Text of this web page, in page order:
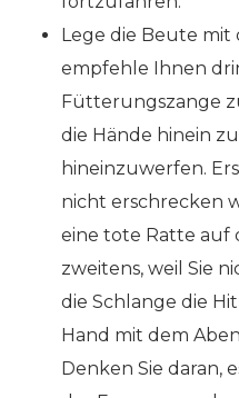
Lege die Beute mit
empfehle Ihnen
Fütterungszange
die Hände hinein
hineinzuwerfen.
nicht erschrecken
eine tote Ratte auf
zweitens, weil Sie
die Schlange die
Hand mit dem
Denken Sie daran,